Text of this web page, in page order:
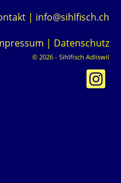
| info@sihlfisch.ch
| Datenschutz
© 2026 - Sihlfisch Adliswil